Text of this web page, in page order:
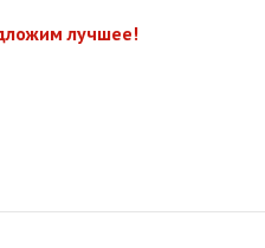
лучшее!